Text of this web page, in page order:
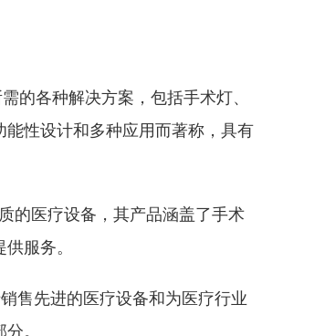
的各种解决方案，包括手术灯、
性设计和多种应用而著称，具有
的医疗设备，其产品涵盖了手术
服务。
售先进的医疗设备和为医疗行业
。